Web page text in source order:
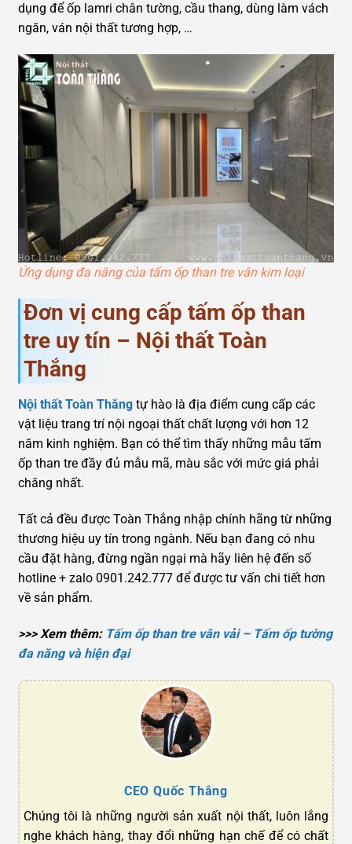
dụng để ốp lamri chân tường, cầu thang, dùng làm vách
ngăn, ván nội thất tương hợp, …
Ứng dụng đa năng của tấm ốp than tre vân kim loại
Đơn vị cung cấp tấm ốp than
tre uy tín – Nội thất Toàn
Thắng
Nội thất Toàn Thắng tự hào là địa điểm cung cấp các
vật liệu trang trí nội ngoại thất chất lượng với hơn 12
năm kinh nghiệm. Bạn có thể tìm thấy những mẫu tấm
ốp than tre đầy đủ mẫu mã, màu sắc với mức giá phải
chăng nhất.
Tất cả đều được Toàn Thắng nhập chính hãng từ những
thương hiệu uy tín trong ngành. Nếu bạn đang có nhu
cầu đặt hàng, đừng ngần ngại mà hãy liên hệ đến số
hotline + zalo 0901.242.777 để được tư vấn chi tiết hơn
về sản phẩm.
>>> Xem thêm: Tấm ốp than tre vân vải – Tấm ốp tường
đa năng và hiện đại
CEO Quốc Thắng
Chúng tôi là những người sản xuất nội thất, luôn lắng
nghe khách hàng, thay đổi những hạn chế để có chất